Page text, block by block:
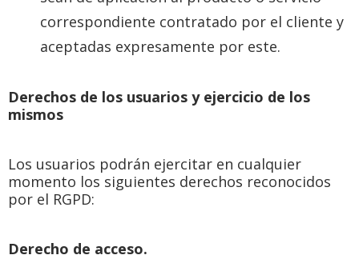
correspondiente contratado por el cliente y
aceptadas expresamente por este.
Derechos de los usuarios y ejercicio de los
mismos
Los usuarios podrán ejercitar en cualquier
momento los siguientes derechos reconocidos
por el RGPD:
Derecho de acceso.